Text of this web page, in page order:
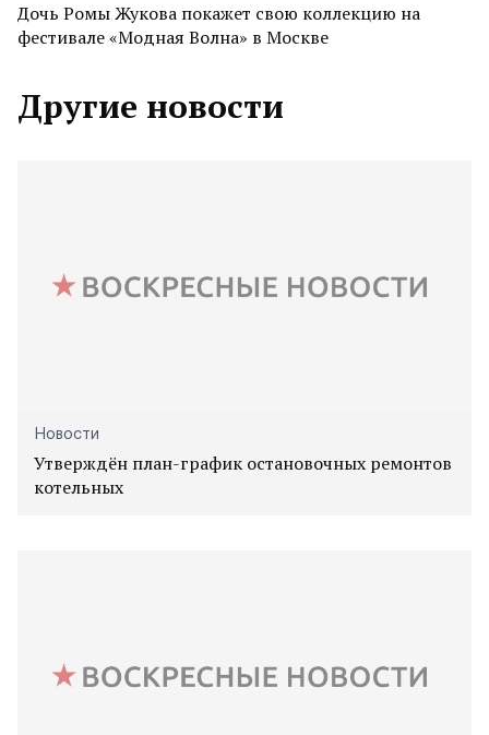
Дочь Ромы Жукова покажет свою коллекцию на
фестивале «Модная Волна» в Москве
Другие новости
Новости
Утверждён план-график остановочных ремонтов
котельных